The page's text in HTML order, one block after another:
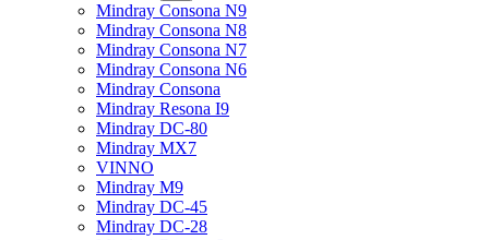
Mindray Consona N9
Mindray Consona N8
Mindray Consona N7
Mindray Consona N6
Mindray Consona
Mindray Resona I9
Mindray DC-80
Mindray MX7
VINNO
Mindray M9
Mindray DC-45
Mindray DC-28